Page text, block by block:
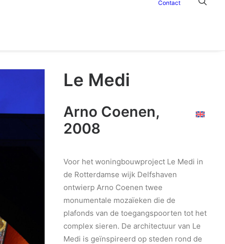
Contact
Le Medi
Arno Coenen,
2008
Voor het woningbouwproject Le Medi in
de Rotterdamse wijk Delfshaven
ontwierp Arno Coenen twee
monumentale mozaïeken die de
plafonds van de toegangspoorten tot het
complex sieren. De architectuur van Le
Medi is geïnspireerd op steden rond de